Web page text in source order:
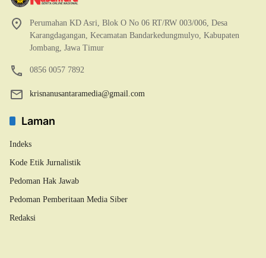
Perumahan KD Asri, Blok O No 06 RT/RW 003/006, Desa
Karangdagangan, Kecamatan Bandarkedungmulyo, Kabupaten
Jombang, Jawa Timur
0856 0057 7892
krisnanusantaramedia@gmail.com
Laman
Indeks
Kode Etik Jurnalistik
Pedoman Hak Jawab
Pedoman Pemberitaan Media Siber
Redaksi